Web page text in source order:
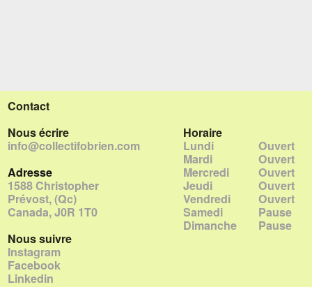
Contact
Nous écrire
info@collectifobrien.com
Adresse
1588 Christopher
Prévost, (Qc)
Canada, J0R 1T0
Nous suivre
Instagram
Facebook
Linkedin
Horaire
Lundi
Mardi
Mercredi
Jeudi
Vendredi
Samedi
Dimanche
Ouvert
Ouvert
Ouvert
Ouvert
Ouvert
Pause
Pause